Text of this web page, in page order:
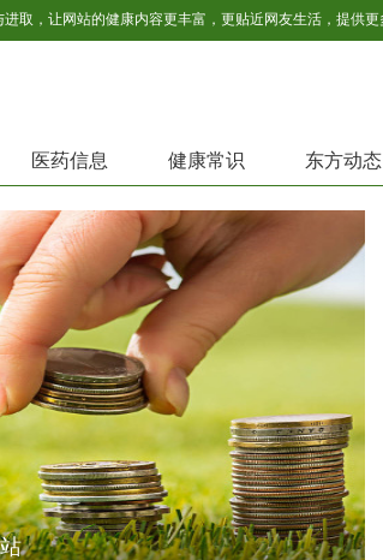
医药信息 健康常识 东方动态